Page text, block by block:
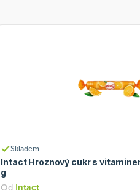
Skladem
Intact Hroznový cukr s
g
Od Intact